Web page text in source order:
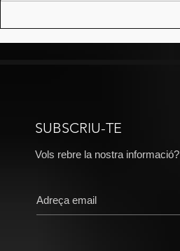
edició
Vols rebre la nostra informació?
SUBSCRIU-TE